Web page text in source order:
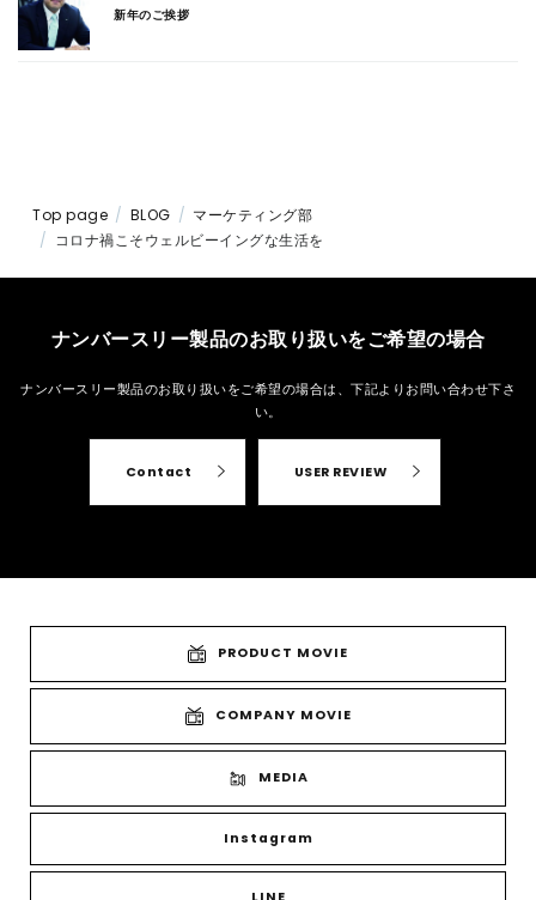
新年のご挨拶
Top page BLOG
マーケティング部
コロナ禍こそウェルビーイングな生活を
ナンバースリー製品のお取り扱いをご希望の場合
ナンバースリー製品のお取り扱いをご希望の場合は、 下記よりお問い合わせ下さ
い。
Contact USER REVIEW
PRODUCT MOVIE
COMPANY MOVIE
MEDIA
Instagram